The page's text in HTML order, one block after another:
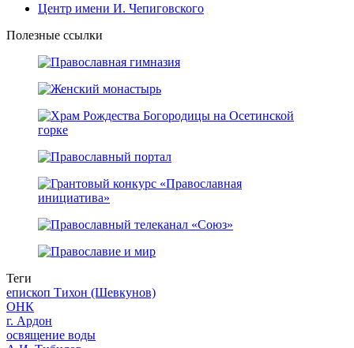
Центр имени И. Чепиговского
Полезные ссылки
Теги
епископ Тихон (Шевкунов)
ОНК
г. Ардон
освящение воды